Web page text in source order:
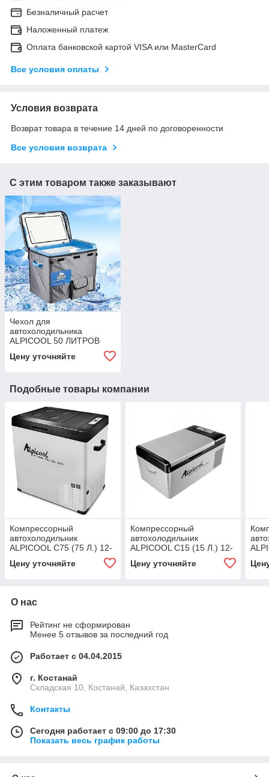
Безналичный расчет
Наложенный платеж
Оплата банковской картой VISA или MasterCard
Все условия оплаты
Условия возврата
Возврат товара в течение 14 дней по договоренности
Все условия возврата
С этим товаром также заказывают
Чехол для
автохолодильника
ALPICOOL 50 ЛИТРОВ
Цену уточняйте
Подобные товары компании
Компрессорный
автохолодильник
ALPICOOL C75 (75 Л.) 12-
Цену уточняйте
Компрессорный
автохолодильник
ALPICOOL С15 (15 Л.) 12-
Цену уточняйте
О нас
Рейтинг не сформирован
Менее 5 отзывов за последний год
Работает с 04.04.2015
г. Костанай
Складская 10, Костанай, Казахстан
Контакты
Сегодня работает с 09:00 до 17:30
Показать весь график работы